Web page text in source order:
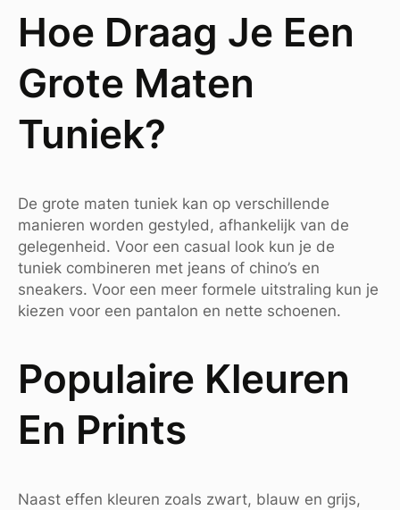
Hoe Draag Je Een
Grote Maten
Tuniek?
De grote maten tuniek kan op verschillende
manieren worden gestyled, afhankelijk van de
gelegenheid. Voor een casual look kun je de
tuniek combineren met jeans of chino’s en
sneakers. Voor een meer formele uitstraling kun je
kiezen voor een pantalon en nette schoenen.
Populaire Kleuren
En Prints
Naast effen kleuren zoals zwart, blauw en grijs,